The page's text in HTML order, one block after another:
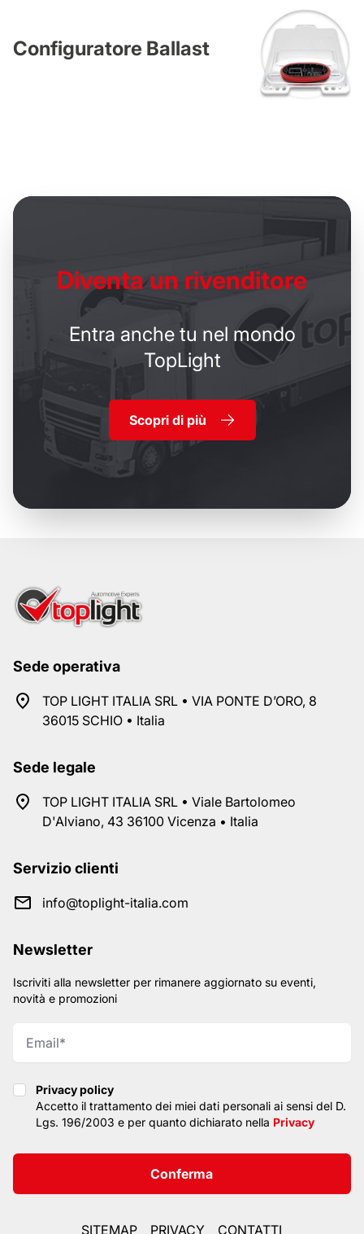
Configuratore Ballast
Diventa un rivenditore
Entra anche tu nel mondo
TopLight
Scopri di più
Sede operativa
TOP LIGHT ITALIA SRL • VIA PONTE D’ORO, 8
36015 SCHIO • Italia
Sede legale
TOP LIGHT ITALIA SRL • Viale Bartolomeo
D'Alviano, 43 36100 Vicenza • Italia
Servizio clienti
info@toplight-italia.com
Newsletter
Iscriviti alla newsletter per rimanere aggiornato su eventi,
novità e promozioni
Privacy policy
Privacy policy
Accetto il trattamento dei miei dati personali ai sensi del D.
Lgs. 196/2003 e per quanto dichiarato nella Privacy
Conferma
SITEMAP PRIVACY CONTATTI